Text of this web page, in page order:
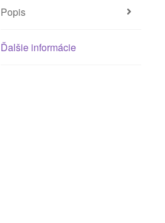
Popis
Ďalšie informácie